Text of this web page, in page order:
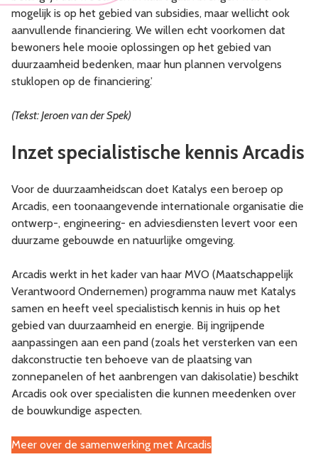
mogelijk is op het gebied van subsidies, maar wellicht ook
aanvullende financiering. We willen echt voorkomen dat
bewoners hele mooie oplossingen op het gebied van
duurzaamheid bedenken, maar hun plannen vervolgens
stuklopen op de financiering.’
(Tekst: Jeroen van der Spek)
Inzet specialistische kennis Arcadis
Voor de duurzaamheidscan doet Katalys een beroep op
Arcadis, een toonaangevende internationale organisatie die
ontwerp-, engineering- en adviesdiensten levert voor een
duurzame gebouwde en natuurlijke omgeving.
Arcadis werkt in het kader van haar MVO (Maatschappelijk
Verantwoord Ondernemen) programma nauw met Katalys
samen en heeft veel specialistisch kennis in huis op het
gebied van duurzaamheid en energie. Bij ingrijpende
aanpassingen aan een pand (zoals het versterken van een
dakconstructie ten behoeve van de plaatsing van
zonnepanelen of het aanbrengen van dakisolatie) beschikt
Arcadis ook over specialisten die kunnen meedenken over
de bouwkundige aspecten.
Meer over de samenwerking met Arcadis